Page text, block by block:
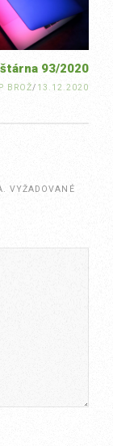
93/2020
BROŽ/ 13.12.2020
VYŽADOVANÉ